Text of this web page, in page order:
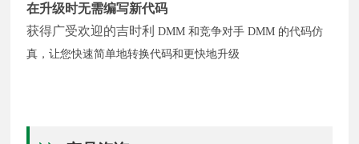
在升级时无需编写新代码
获得广受欢迎的吉时利 DMM 和竞争对手 DMM 的代码仿
真，让您快速简单地转换代码和更快地升级